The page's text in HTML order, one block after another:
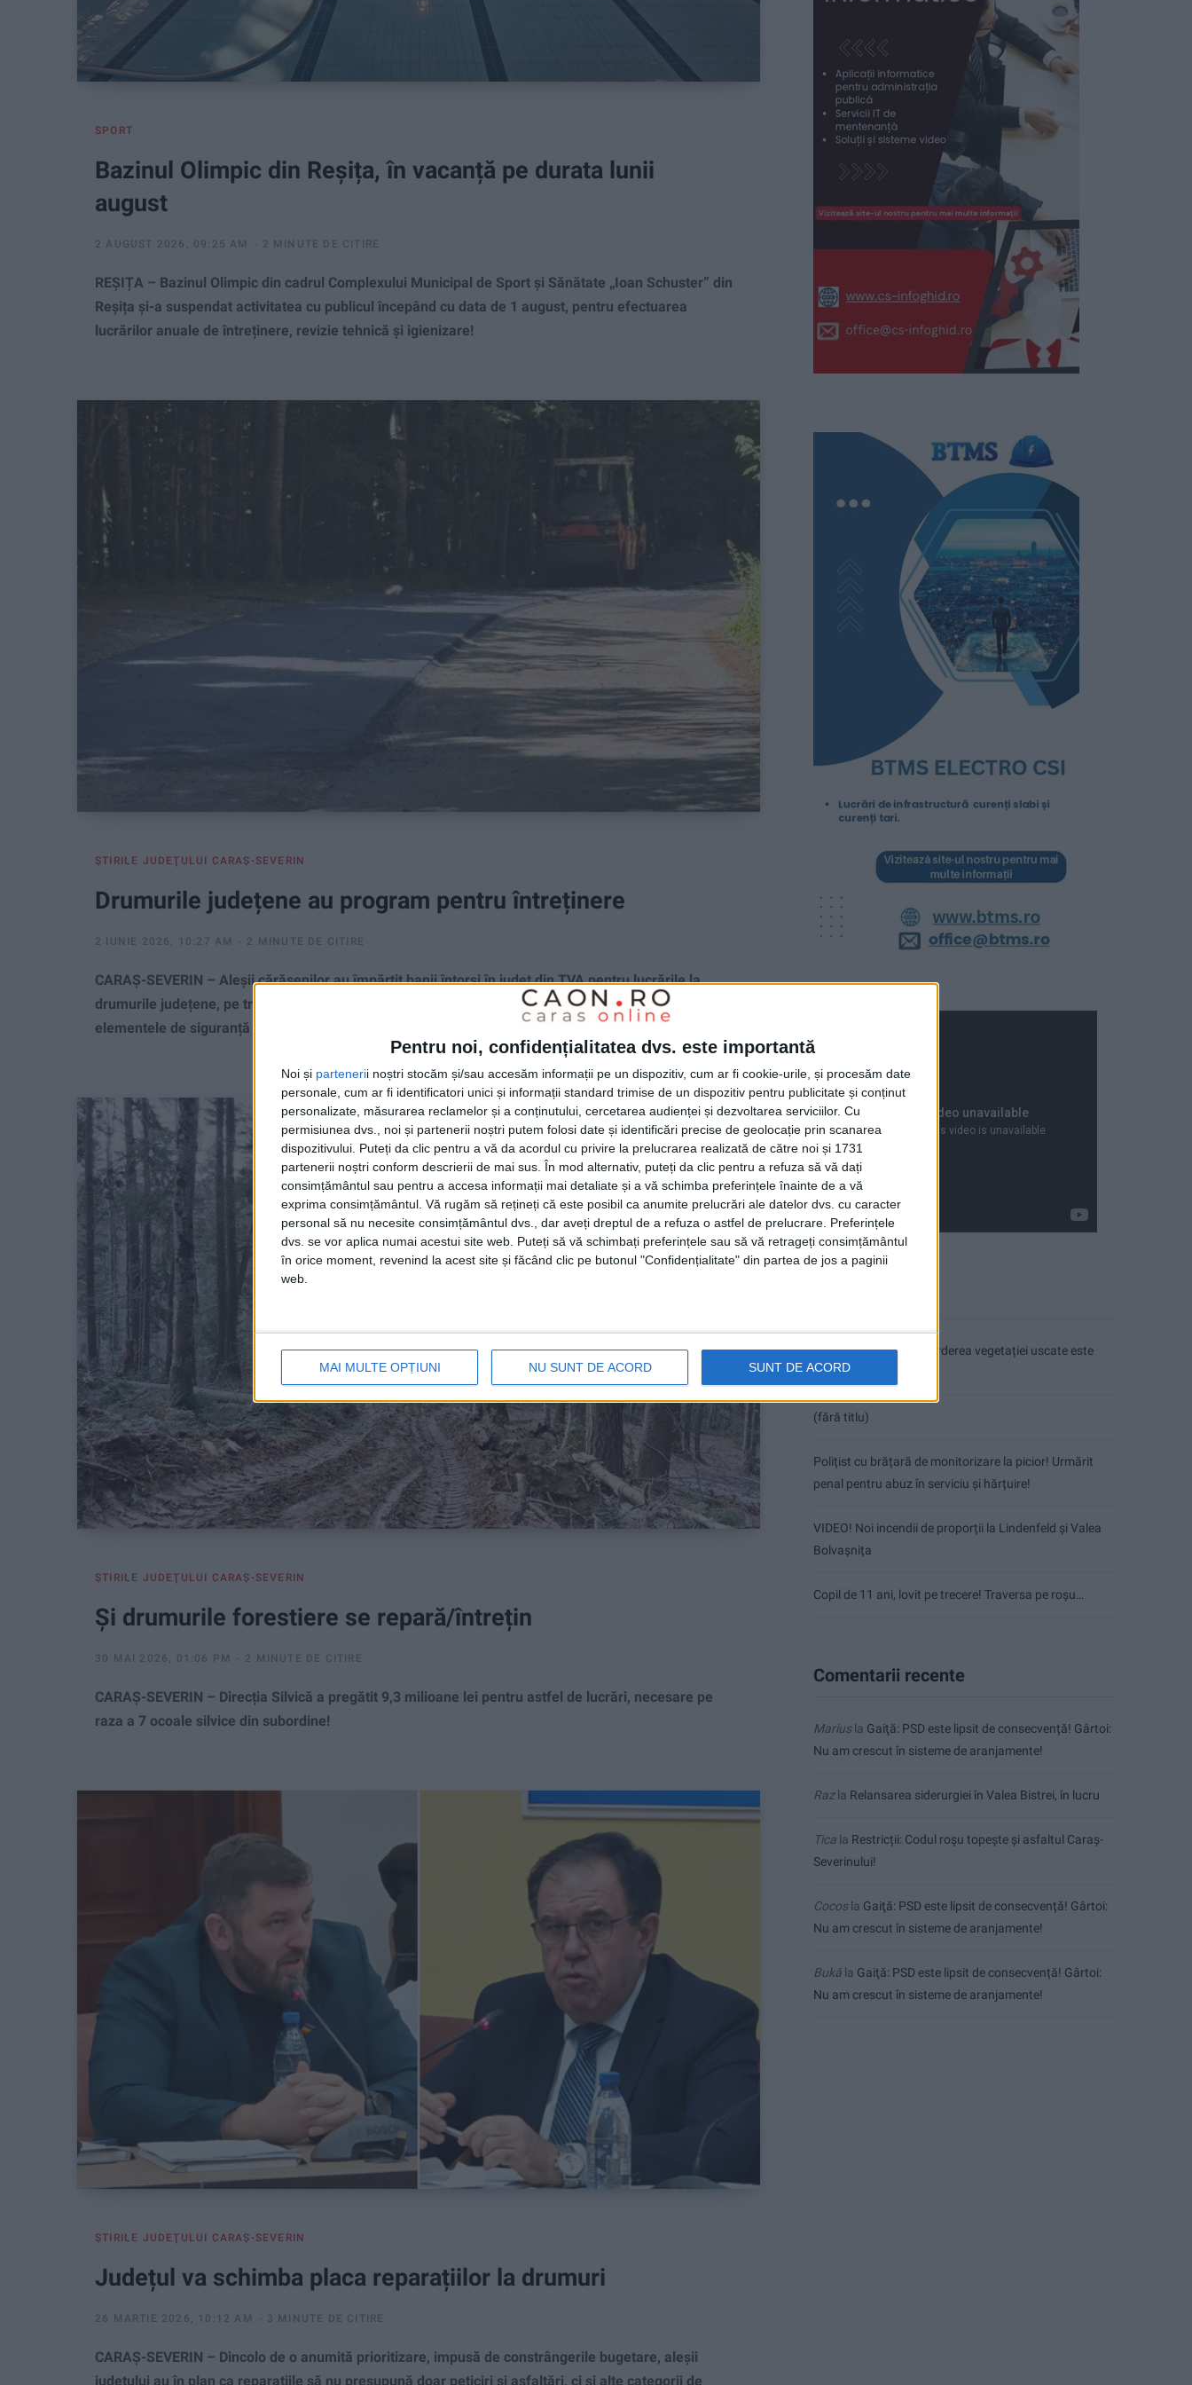
Pentru noi, confidențialitatea dvs. este importantă
Noi și partenerii noștri stocăm și/sau accesăm informații pe un dispozitiv, cum ar fi cookie-urile, și procesăm date
personale, cum ar fi identificatori unici și informații standard trimise de un dispozitiv pentru publicitate și conținut
personalizate, măsurarea reclamelor și a conținutului, cercetarea audienței și dezvoltarea serviciilor. Cu
permisiunea dvs., noi și partenerii noștri putem folosi date și identificări precise de geolocație prin scanarea
dispozitivului. Puteți da clic pentru a vă da acordul cu privire la prelucrarea realizată de către noi și 1731
partenerii noștri conform descrierii de mai sus. În mod alternativ, puteți da clic pentru a refuza să vă dați
consimțământul sau pentru a accesa informații mai detaliate și a vă schimba preferințele înainte de a vă
exprima consimțământul. Vă rugăm să rețineți că este posibil ca anumite prelucrări ale datelor dvs. cu caracter
personal să nu necesite consimțământul dvs., dar aveți dreptul de a refuza o astfel de prelucrare. Preferințele
dvs. se vor aplica numai acestui site web. Puteți să vă schimbați preferințele sau să vă retrageți consimțământul
în orice moment, revenind la acest site și făcând clic pe butonul "Confidențialitate" din partea de jos a paginii
web.
MAI MULTE OPȚIUNI NU SUNT DE ACORD SUNT DE ACORD
SPORT
Bazinul Olimpic din Reșița, în vacanță pe durata lunii
august
2 AUGUST 2026, 09:25 AM 2 MINUTE DE CITIRE
REȘIȚA – Bazinul Olimpic din cadrul Complexului Municipal de Sport și Sănătate „Ioan Schuster” din
Reșița și-a suspendat activitatea cu publicul începând cu data de 1 august, pentru efectuarea
lucrărilor anuale de întreținere, revizie tehnică și igienizare!
ŞTIRILE JUDEŢULUI CARAŞ-SEVERIN
Drumurile județene au program pentru întreținere
2 IUNIE 2026, 10:27 AM 2 MINUTE DE CITIRE
CARAȘ-SEVERIN – Aleșii cărășenilor au împărțit banii întorși în județ din TVA pentru lucrările la
drumurile județene, pe trei direcții, una vizând întreținerea curentă, cealaltă deszăpezirile, iar a treia
elementele de siguranță și de estetică!
ŞTIRILE JUDEŢULUI CARAŞ-SEVERIN
Și drumurile forestiere se repară/întrețin
30 MAI 2026, 01:06 PM 2 MINUTE DE CITIRE
CARAȘ-SEVERIN – Direcția Silvică a pregătit 9,3 milioane lei pentru astfel de lucrări, necesare pe
raza a 7 ocoale silvice din subordine!
ŞTIRILE JUDEŢULUI CARAŞ-SEVERIN
Județul va schimba placa reparațiilor la drumuri
26 MARTIE 2026, 10:12 AM 3 MINUTE DE CITIRE
CARAȘ-SEVERIN – Dincolo de o anumită prioritizare, impusă de constrângerile bugetare, aleșii
județului au în plan ca reparațiile să nu presupună doar peticiri și asfaltări, ci și alte categorii de
Nu aprinde pericolul! Arderea vegetației uscate este
interzisă!
(fără titlu)
Polițist cu brățară de monitorizare la picior! Urmărit
penal pentru abuz în serviciu și hărțuire!
VIDEO! Noi incendii de proporții la Lindenfeld și Valea
Bolvașnița
Copil de 11 ani, lovit pe trecere! Traversa pe roșu…
Comentarii recente
Mariusla Gaiţă: PSD este lipsit de consecvență! Gârtoi:
Nu am crescut în sisteme de aranjamente!
Razla Relansarea siderurgiei în Valea Bistrei, în lucru
Tica la Restricții: Codul roșu topește și asfaltul Caraș-
Severinului!
Cocosla Gaiţă: PSD este lipsit de consecvență! Gârtoi:
Nu am crescut în sisteme de aranjamente!
Bukă la Gaiţă: PSD este lipsit de consecvență! Gârtoi:
Nu am crescut în sisteme de aranjamente!